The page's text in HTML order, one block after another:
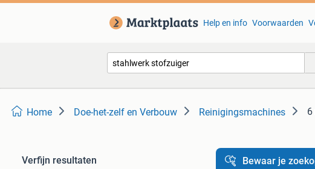
Help en info Voorwaarden
Home Doe-het-zelf en Verbouw Reinigingsmachines 6
Verfijn resultaten
Bewaar je